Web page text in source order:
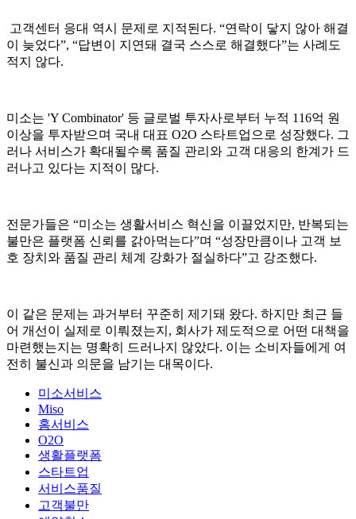
고객센터 응대 역시 문제로 지적된다. “연락이 닿지 않아 해결
이 늦었다”, “답변이 지연돼 결국 스스로 해결했다”는 사례도
적지 않다.
미소는 'Y Combinator' 등 글로벌 투자사로부터 누적 116억 원
이상을 투자받으며 국내 대표 O2O 스타트업으로 성장했다. 그
러나 서비스가 확대될수록 품질 관리와 고객 대응의 한계가 드
러나고 있다는 지적이 많다.
전문가들은 “미소는 생활서비스 혁신을 이끌었지만, 반복되는
불만은 플랫폼 신뢰를 갉아먹는다”며 “성장만큼이나 고객 보
호 장치와 품질 관리 체계 강화가 절실하다”고 강조했다.
이 같은 문제는 과거부터 꾸준히 제기돼 왔다. 하지만 최근 들
어 개선이 실제로 이뤄졌는지, 회사가 제도적으로 어떤 대책을
마련했는지는 명확히 드러나지 않았다. 이는 소비자들에게 여
전히 불신과 의문을 남기는 대목이다.
미소서비스
Miso
홈서비스
O2O
생활플랫폼
스타트업
서비스품질
고객불만